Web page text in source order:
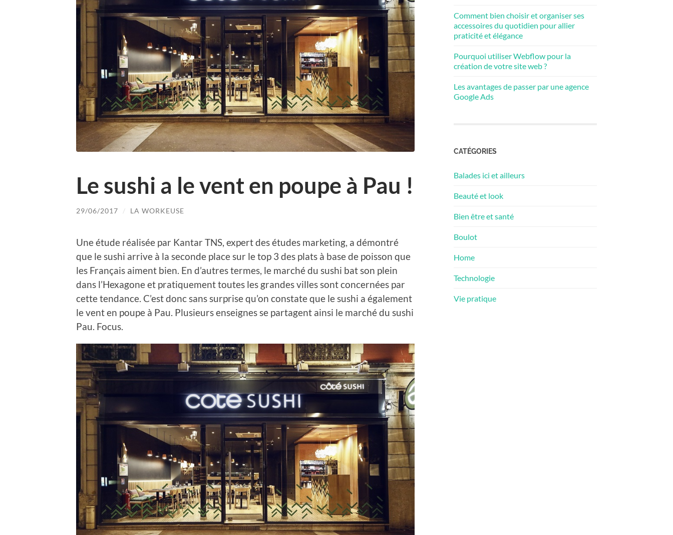
Le sushi a le vent en poupe à Pau !
29/06/2017 / LA WORKEUSE
Une étude réalisée par Kantar TNS, expert des études marketing, a démontré
que le sushi arrive à la seconde place sur le top 3 des plats à base de poisson que
les Français aiment bien. En d’autres termes, le marché du sushi bat son plein
dans l’Hexagone et pratiquement toutes les grandes villes sont concernées par
cette tendance. C’est donc sans surprise qu’on constate que le sushi a également
le vent en poupe à Pau. Plusieurs enseignes se partagent ainsi le marché du sushi
Pau. Focus.
Comment bien choisir et organiser ses
accessoires du quotidien pour allier
praticité et élégance
Pourquoi utiliser Webflow pour la
création de votre site web ?
Les avantages de passer par une agence
Google Ads
CATÉGORIES
Balades ici et ailleurs
Beauté et look
Bien être et santé
Boulot
Home
Technologie
Vie pratique